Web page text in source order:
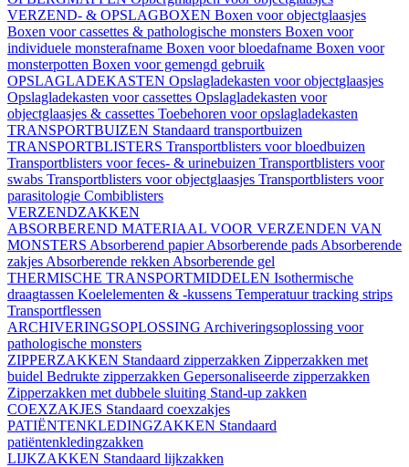
VERZEND- & OPSLAGBOXEN Boxen voor objectglaasjes
Boxen voor cassettes & pathologische monsters Boxen voor
individuele monsterafname Boxen voor bloedafname Boxen voor
monsterpotten Boxen voor gemengd gebruik
OPSLAGLADEKASTEN Opslagladekasten voor objectglaasjes
Opslagladekasten voor cassettes Opslagladekasten voor
objectglaasjes & cassettes Toebehoren voor opslagladekasten
TRANSPORTBUIZEN Standaard transportbuizen
TRANSPORTBLISTERS Transportblisters voor bloedbuizen
Transportblisters voor feces- & urinebuizen Transportblisters voor
swabs Transportblisters voor objectglaasjes Transportblisters voor
parasitologie Combiblisters
VERZENDZAKKEN
ABSORBEREND MATERIAAL VOOR VERZENDEN VAN
MONSTERS Absorberend papierAbsorberende pads Absorberende
zakjes Absorberende rekken Absorberende gel
THERMISCHE TRANSPORTMIDDELEN Isothermische
draagtassen Koelelementen & -kussens Temperatuur tracking strips
Transportflessen
ARCHIVERINGSOPLOSSING Archiveringsoplossing voor
pathologische monsters
ZIPPERZAKKEN Standaard zipperzakken Zipperzakken met
buidel Bedrukte zipperzakken Gepersonaliseerde zipperzakken
Zipperzakken met dubbele sluiting Stand-up zakken
COEXZAKJES Standaard coexzakjes
PATIËNTENKLEDINGZAKKEN Standaard
patiëntenkledingzakken
LIJKZAKKEN Standaard lijkzakken